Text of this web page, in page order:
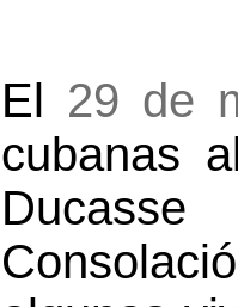
El 29 de
cubanas